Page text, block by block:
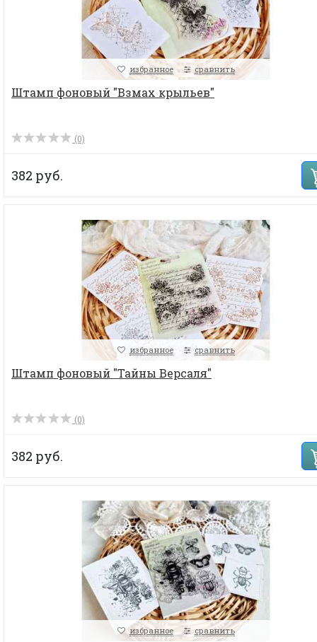
избранное сравнить
Штамп фоновый "Взмах крыльев"
(0)
382 руб.
избранное сравнить
Штамп фоновый "Тайны Версаля"
(0)
382 руб.
избранное сравнить